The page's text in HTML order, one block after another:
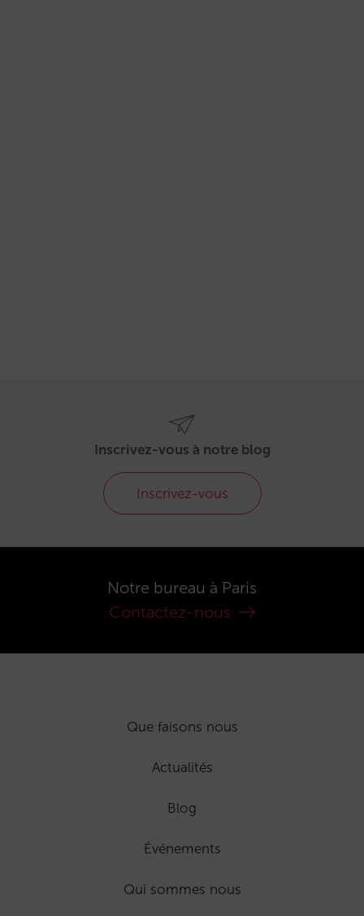
Inscrivez-vous à notre blog
Inscrivez-vous
Notre bureau à Paris
Contactez-nous
Que faisons nous
Actualités
Blog
Événements
Qui sommes nous